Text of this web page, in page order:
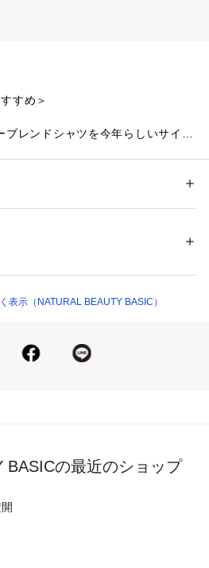
すめ＞
レンドシャツを今年らしいサイズ
利なアイテム。ナチュラルに透ける
です。
チな素材です。
ー1クリアブルー:ラミー 55% 再生繊維
維 （セルロース） 50%
モール）
表示（NATURAL BEAUTY BASIC）
BASICの最近のショップ